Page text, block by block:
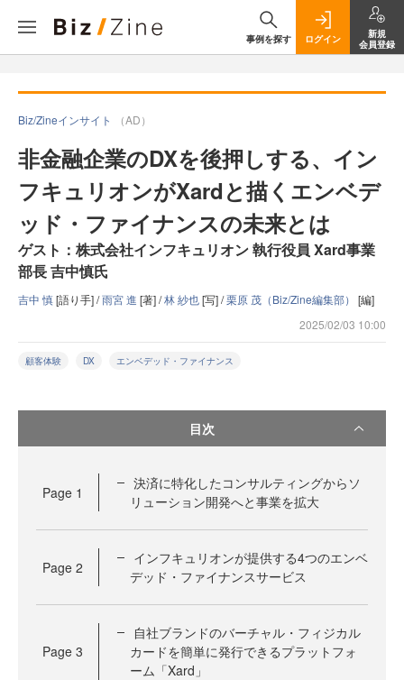
事例を探す ログイン
新規
会員登録
Biz/Zineインサイト （AD）
非金融企業のDXを後押しする、イン
フキュリオンがXardと描くエンベデ
ッド・ファイナンスの未来とは
ゲスト：株式会社インフキュリオン 執行役員 Xard事業
部長 吉中慎氏
吉中 慎[語り手] /雨宮 進 [著] /林 紗也[写] /栗原 茂（Biz/Zine編集部） [編]
2025/02/03 10:00
顧客体験 DX エンベデッド・ファイナンス
目次
Page 1
決済に特化したコンサルティングからソ
リューション開発へと事業を拡大
Page 2
インフキュリオンが提供する4つのエンベ
デッド・ファイナンスサービス
Page 3
自社ブランドのバーチャル・フィジカル
カードを簡単に発行できるプラットフォ
ーム「Xard」